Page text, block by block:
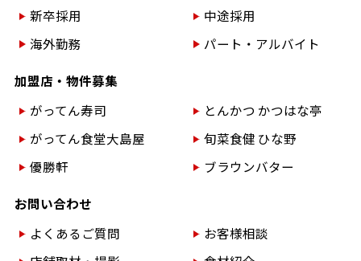
新卒採用
中途採用
海外勤務
パート・アルバイト
加盟店・物件募集
がってん寿司
とんかつ かつはな亭
がってん食堂大島屋
旬菜食健 ひな野
優勝軒
ブラウンバター
お問い合わせ
よくあるご質問
お客様相談